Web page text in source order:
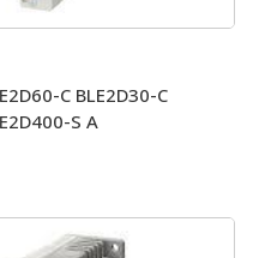
C BLE2D30-C
S A